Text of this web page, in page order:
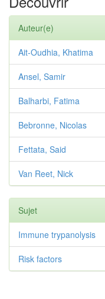
Auteur(e)
Ait-Oudhia, Khatima
Ansel, Samir
Balharbi, Fatima
Bebronne, Nicolas
Fettata, Said
Van Reet, Nick
Sujet
Immune trypanolysis
Risk factors